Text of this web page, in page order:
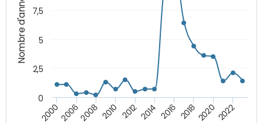
Nombre d'années
200020062008 2010 2012 2014 2016 20182020 2022
0
2,5
5
7,5